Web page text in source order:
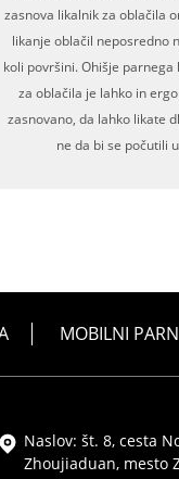
zasnova likalnik za oblačila
likanje oblačil neposredno
koli površini. Ohišje parnega
za oblačila je lahko in
zasnovano, da lahko likate
ne da bi se počutili
MOBILNI
Naslov: št. 8, cesta
Zhoujiaduan, mesto